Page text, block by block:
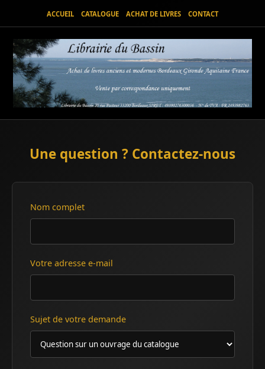
ACCUEIL CATALOGUE ACHAT DE LIVRES CONTACT
Une question ? Contactez-nous
Nom complet
Votre adresse e-mail
Sujet de votre demande